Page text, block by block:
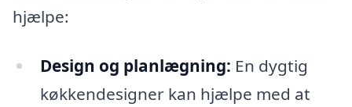
hjælpe:
Design og planlægning: En dygtig
køkkendesigner kan hjælpe med at